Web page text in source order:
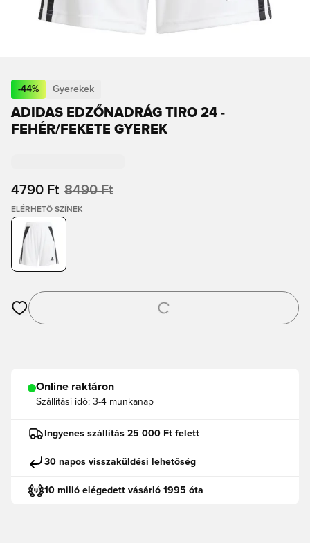
-44% Gyerekek
ADIDAS EDZŐNADRÁG TIRO 24 -
FEHÉR/FEKETE GYEREK
4790 Ft 8490 Ft
ELÉRHETŐ SZÍNEK
Megnyit egy modált a bejelentkezéshez vagy a tagként való
Online raktáron
Szállítási idő: 3-4 munkanap
Ingyenes szállítás 25 000 Ft felett
30 napos visszaküldési lehetőség
10 milió elégedett vásárló 1995 óta